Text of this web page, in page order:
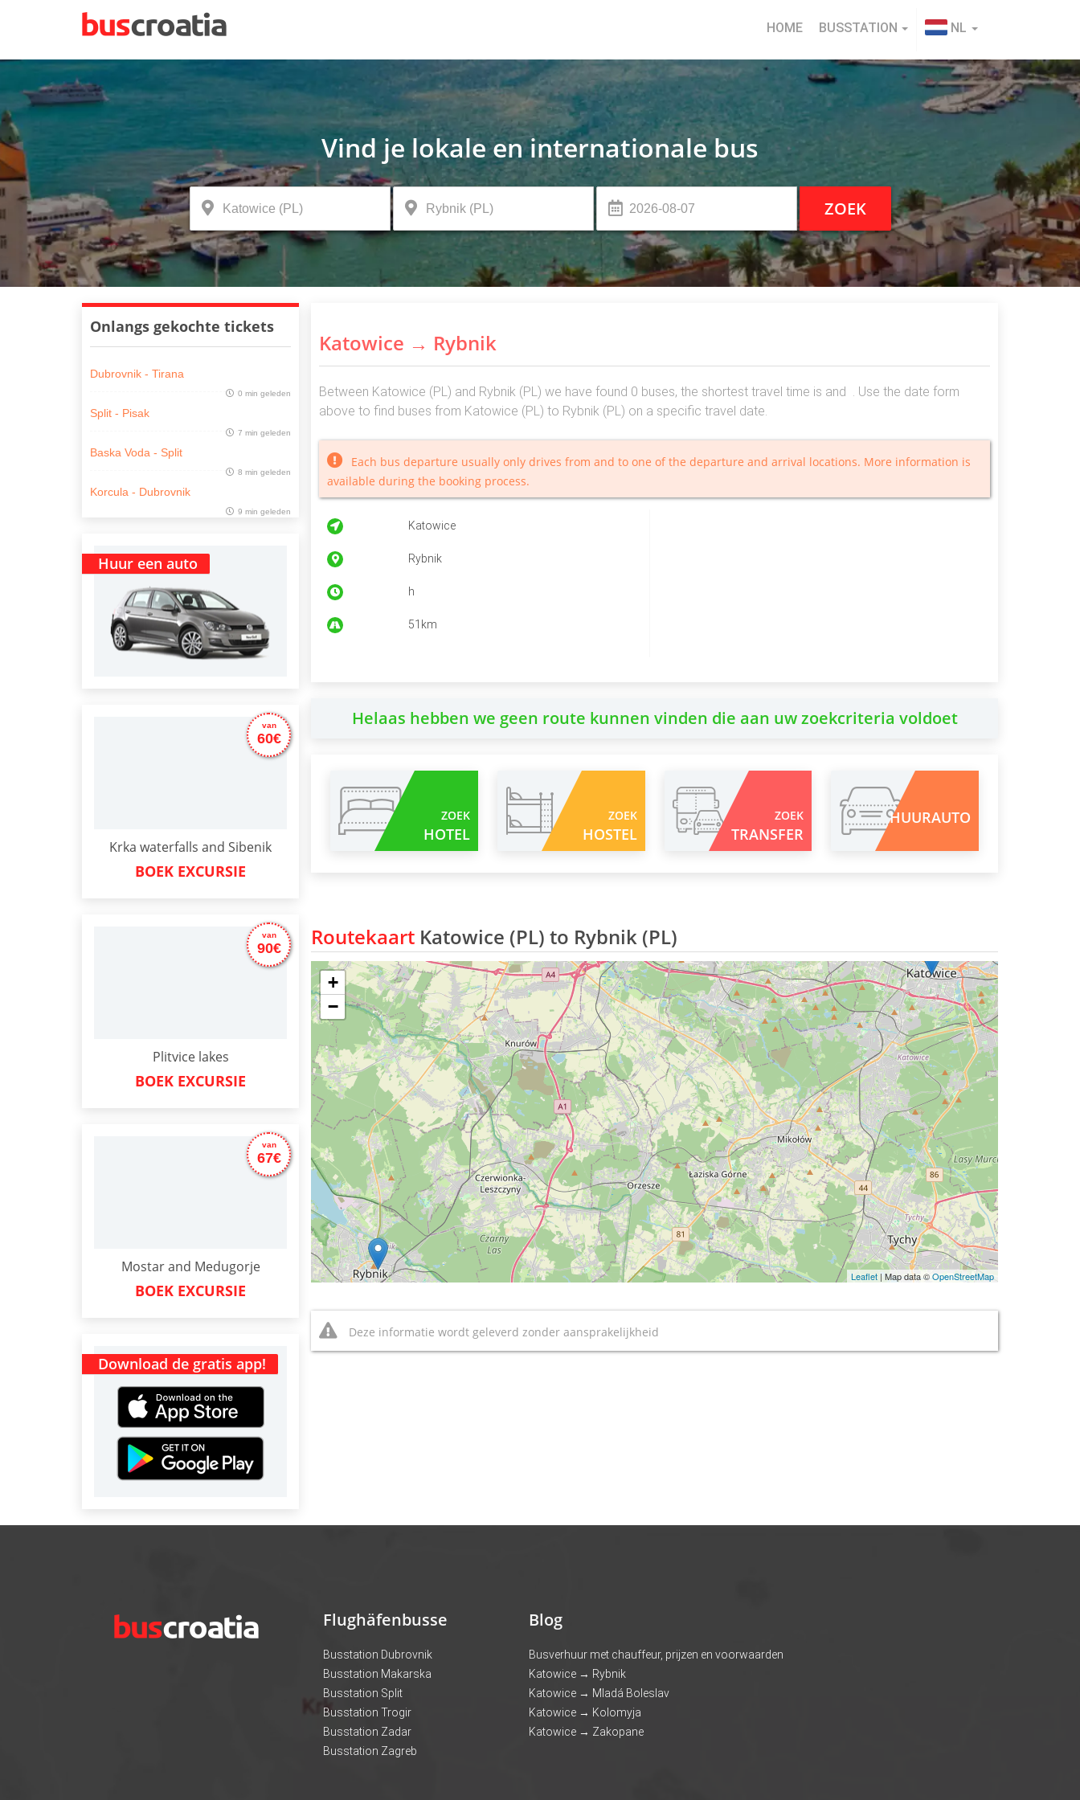
HOME BUSSTATION NL
Vind je lokale en internationale bus
ZOEK
Onlangs gekochte tickets
Dubrovnik - Tirana
0 min geleden
Split - Pisak
7 min geleden
Baska Voda - Split
8 min geleden
Korcula - Dubrovnik
9 min geleden
Huur een auto
Krka waterfalls and Sibenik
van
60€
BOEK EXCURSIE
Plitvice lakes
van
90€
BOEK EXCURSIE
Mostar and Medugorje
van
67€
BOEK EXCURSIE
Download de gratis app!
Katowice → Rybnik
Between Katowice (PL) and Rybnik (PL) we have found 0 buses, the shortest travel time is and . Use the date form
above to find buses from Katowice (PL) to Rybnik (PL) on a specific travel date.
Each bus departure usually only drives from and to one of the departure and arrival locations. More information is
available during the booking process.
Katowice
Rybnik
h
51km
Helaas hebben we geen route kunnen vinden die aan uw zoekcriteria voldoet
ZOEK
HOTEL
ZOEK
HOSTEL
ZOEK
TRANSFER
HUURAUTO
Routekaart Katowice (PL) to Rybnik (PL)
+
−
Leaflet | Map data ©OpenStreetMap
Deze informatie wordt geleverd zonder aansprakelijkheid
Flughäfenbusse
Busstation Dubrovnik
Busstation Makarska
Busstation Split
Busstation Trogir
Busstation Zadar
Busstation Zagreb
Blog
Busverhuur met chauffeur, prijzen en voorwaarden
Katowice → Rybnik
Katowice → Mladá Boleslav
Katowice → Kolomyja
Katowice → Zakopane